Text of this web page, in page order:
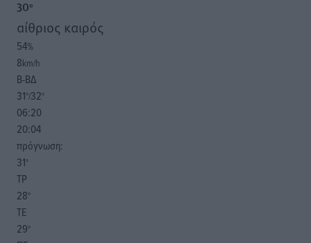
30°
αίθριος καιρός
54%
8km/h
Β-ΒΔ
31°/32°
06:20
20:04
πρόγνωση:
31°
ΤΡ
28°
ΤΕ
29°